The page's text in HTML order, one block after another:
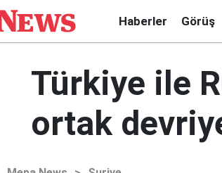
Haberler Görüş
Türkiye ile
ortak